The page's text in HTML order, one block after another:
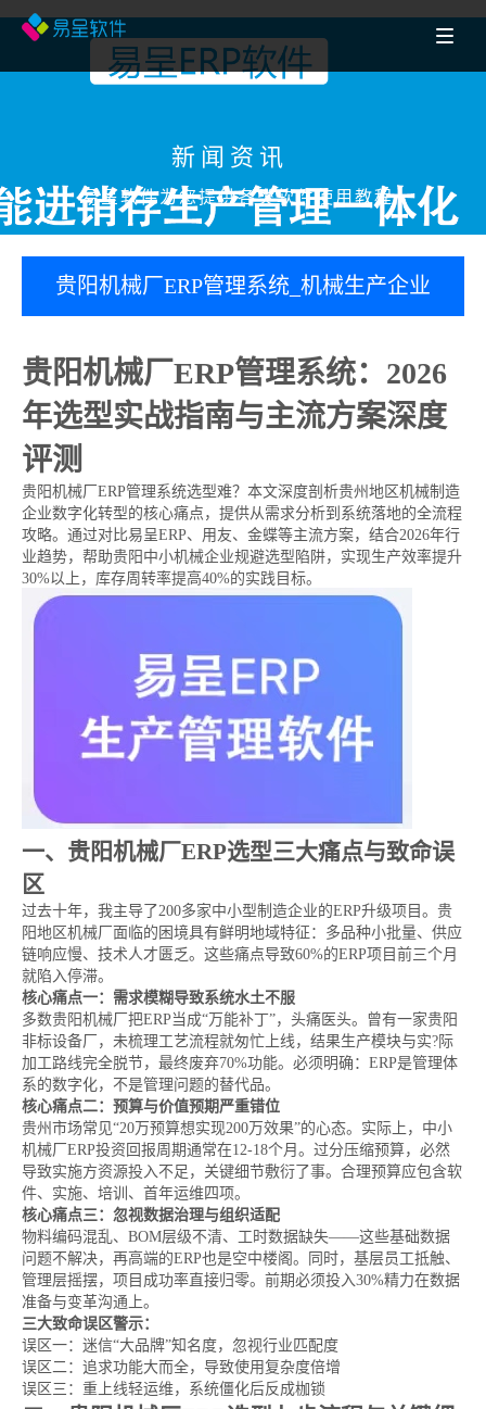
新闻资讯
易呈软件为您提供各类软件使用教程
贵阳机械厂ERP管理系统_机械生产企业
怎么做
贵阳机械厂ERP管理系统：2026
年选型实战指南与主流方案深度
评测
贵阳机械厂ERP管理系统选型难？本文深度剖析贵州地区机械制造
企业数字化转型的核心痛点，提供从需求分析到系统落地的全流程
攻略。通过对比易呈ERP、用友、金蝶等主流方案，结合2026年行
业趋势，帮助贵阳中小机械企业规避选型陷阱，实现生产效率提升
30%以上，库存周转率提高40%的实践目标。
一、贵阳机械厂ERP选型三大痛点与致命误
区
过去十年，我主导了200多家中小型制造企业的ERP升级项目。贵
阳地区机械厂面临的困境具有鲜明地域特征：多品种小批量、供应
链响应慢、技术人才匮乏。这些痛点导致60%的ERP项目前三个月
就陷入停滞。
核心痛点一：需求模糊导致系统水土不服
多数贵阳机械厂把ERP当成“万能补丁”，头痛医头。曾有一家贵阳
非标设备厂，未梳理工艺流程就匆忙上线，结果生产模块与实?际
加工路线完全脱节，最终废弃70%功能。必须明确：ERP是管理体
系的数字化，不是管理问题的替代品。
核心痛点二：预算与价值预期严重错位
贵州市场常见“20万预算想实现200万效果”的心态。实际上，中小
机械厂ERP投资回报周期通常在12-18个月。过分压缩预算，必然
导致实施方资源投入不足，关键细节敷衍了事。合理预算应包含软
件、实施、培训、首年运维四项。
核心痛点三：忽视数据治理与组织适配
物料编码混乱、BOM层级不清、工时数据缺失——这些基础数据
问题不解决，再高端的ERP也是空中楼阁。同时，基层员工抵触、
管理层摇摆，项目成功率直接归零。前期必须投入30%精力在数据
准备与变革沟通上。
三大致命误区警示：
误区一：迷信“大品牌”知名度，忽视行业匹配度
误区二：追求功能大而全，导致使用复杂度倍增
误区三：重上线轻运维，系统僵化后反成枷锁